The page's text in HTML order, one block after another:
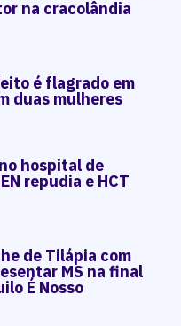
na cracolândia
é flagrado em
duas mulheres
hospital de
repudia e HCT
de Tilápia com
MS na final
É Nosso